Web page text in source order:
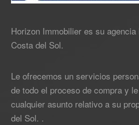
Horizon Immobilier es su
Costa del Sol.
Le ofrecemos un servicios
de todo el proceso de compra y
cualquier asunto relativo a su
del Sol. .